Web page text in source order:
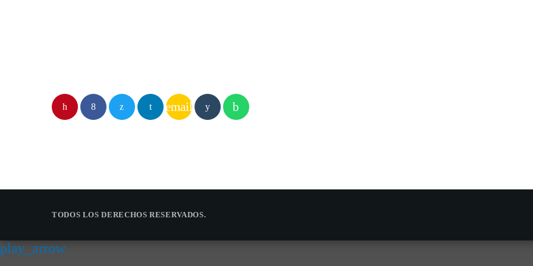
play_arrow
email
TODOS LOS DERECHOS RESERVADOS.